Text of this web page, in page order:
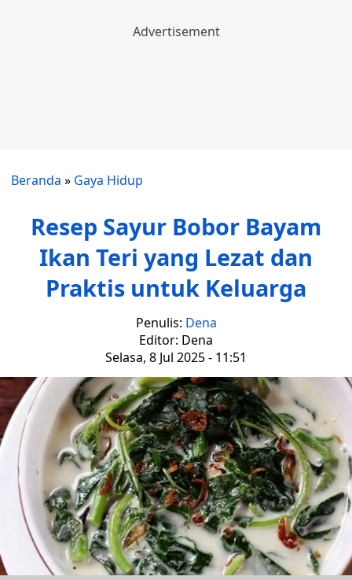
Beranda » Gaya Hidup
Resep Sayur Bobor Bayam
Ikan Teri yang Lezat dan
Praktis untuk Keluarga
Penulis: Dena
Editor: Dena
Selasa, 8 Jul 2025 - 11:51